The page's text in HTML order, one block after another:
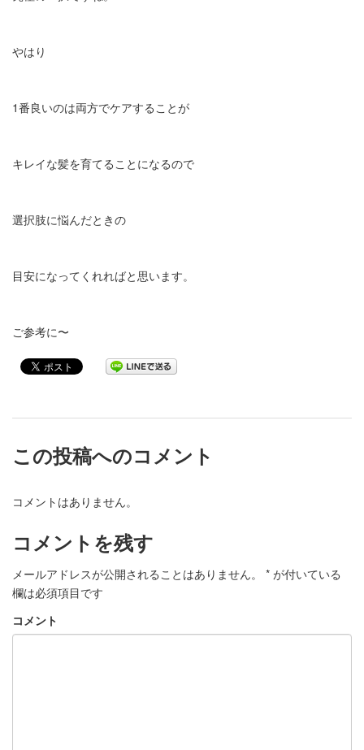
やはり
1番良いのは両方でケアすることが
キレイな髪を育てることになるので
選択肢に悩んだときの
目安になってくれればと思います。
ご参考に〜
この投稿へのコメント
コメントはありません。
コメントを残す
メールアドレスが公開されることはありません。 * が付いている
欄は必須項目です
コメント